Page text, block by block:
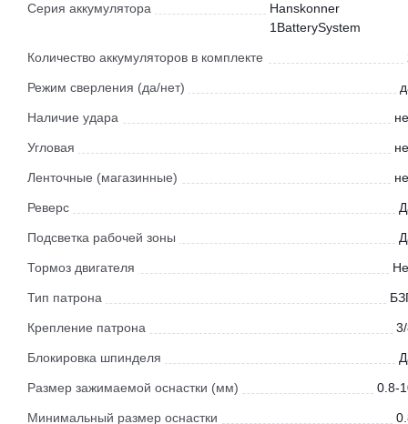
Серия аккумулятора
Hanskonner
1BatterySystem
Количество аккумуляторов в комплекте
Режим сверления (да/нет)
Наличие удара
Угловая
Ленточные (магазинные)
Реверс
Подсветка рабочей зоны
Тормоз двигателя
Тип патрона
Крепление патрона
Блокировка шпинделя
Размер зажимаемой оснастки (мм) 0.8-
Минимальный размер оснастки